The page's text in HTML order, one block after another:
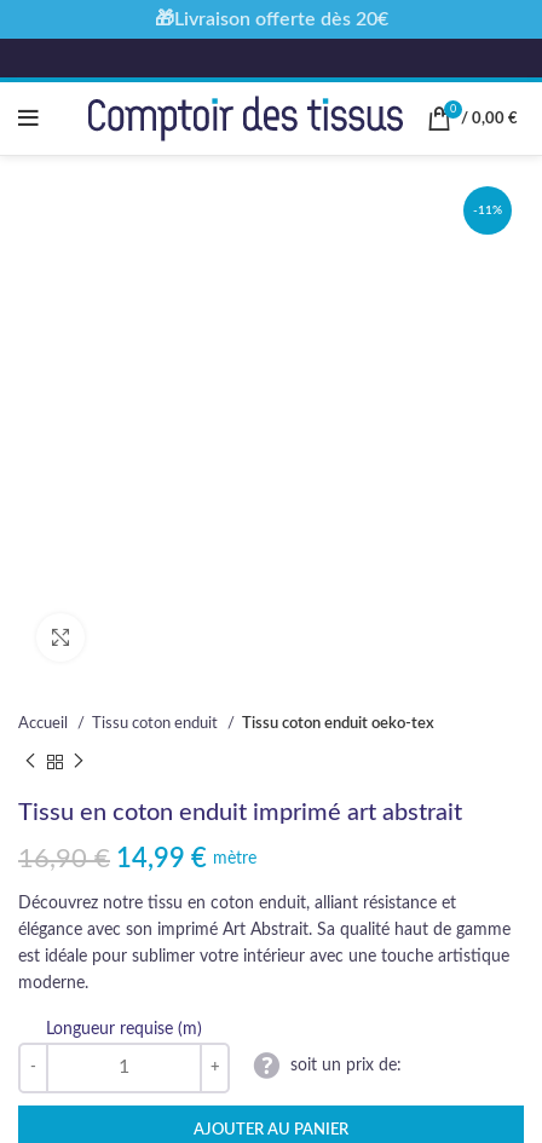
0
/ 0,00 €
-11%
Accueil Tissu coton enduit Tissu coton enduit oeko-tex
Tissu en coton enduit imprimé art abstrait
16,90€
Le prix initial était : 16,90 €.
14,99 €
Le prix actuel est : 14,99 €.mètre
Découvrez notre tissu en coton enduit, alliant résistance et
élégance avec son imprimé Art Abstrait. Sa qualité haut de gamme
est idéale pour sublimer votre intérieur avec une touche artistique
moderne.
Longueur requise (m)
soit un prix de:
AJOUTER AU PANIER
🎁Livraison offerte dès 20€